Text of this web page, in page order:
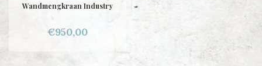
Wandmengkraan Industry
€950,00